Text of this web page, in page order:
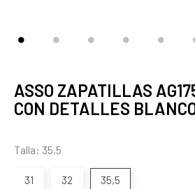
ASSO ZAPATILLAS
CON DETALLES
Talla: 35,5
31 32 35,5